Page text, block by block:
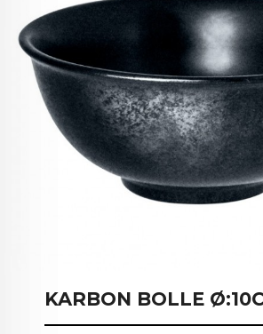
KARBON BOLLE